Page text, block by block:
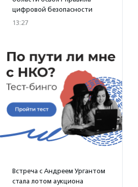
цифровой безопасности
13:27
Встреча с Андреем Ургантом
стала лотом аукциона